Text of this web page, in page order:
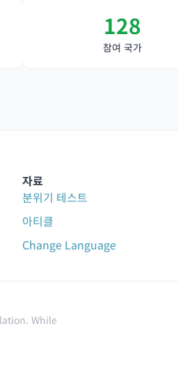
128
참여 국가
자료
분위기 테스트
아티클
Change Language
While